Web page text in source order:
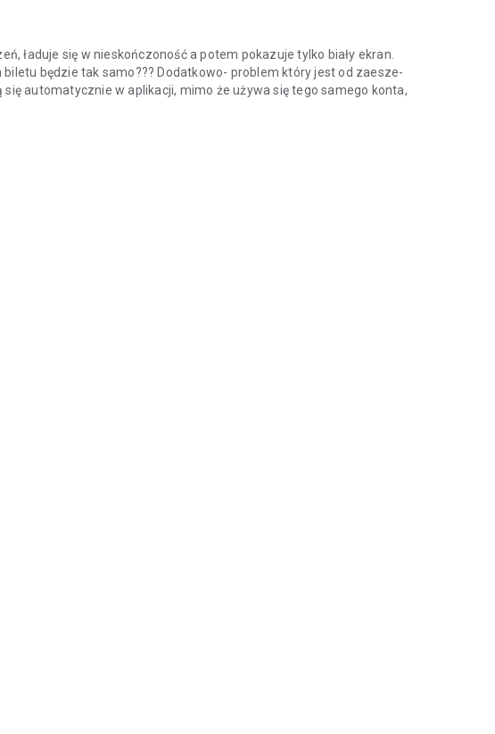
ładuje się w nieskończoność a potem pokazuje tylko biały ekran.
będzie tak samo??? Dodatkowo- problem który jest od zaesze-
automatycznie w aplikacji, mimo że używa się tego samego konta,